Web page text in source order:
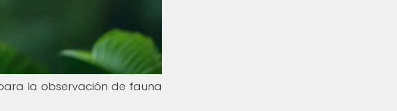
la observación de fauna